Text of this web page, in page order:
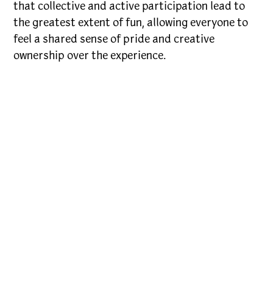
that collective and active participation lead to
the greatest extent of fun, allowing everyone to
feel a shared sense of pride and creative
ownership over the experience.